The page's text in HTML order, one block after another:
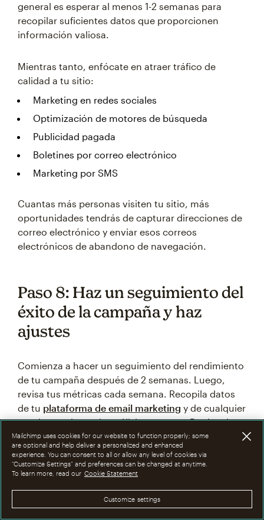
general es esperar al menos 1-2 semanas para
recopilar suficientes datos que proporcionen
información valiosa.
Mientras tanto, enfócate en atraer tráfico de
calidad a tu sitio:
Marketing en redes sociales
Optimización de motores de búsqueda
Publicidad pagada
Boletines por correo electrónico
Marketing por SMS
Cuantas más personas visiten tu sitio, más
oportunidades tendrás de capturar direcciones de
correo electrónico y enviar esos correos
electrónicos de abandono de navegación.
Paso 8: Haz un seguimiento del
éxito de la campaña y haz
ajustes
Comienza a hacer un seguimiento del rendimiento
de tu campaña después de 2 semanas. Luego,
revisa tus métricas cada semana. Recopila datos
de tu plataforma de email marketing y de cualquier
otra herramienta de análisis que uses. Regístralo
en una hoja de cálculo para poder seguir las
tendencias con el tiempo.
. Si los correos electrónicos no llegan a
las bandejas de entrada, el resto no importa.
Mailchimp uses cookies for our website to function properly; some
are optional and help deliver a personalized and enhanced
experience. You can consent to all or allow any level of cookies via
“Customize Settings” and preferences can be changed at anytime.
To learn more, read our Cookie Statement
Customize settings